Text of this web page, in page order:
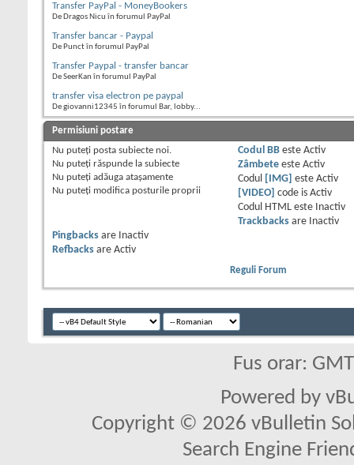
Transfer PayPal - MoneyBookers
De Dragos Nicu în forumul PayPal
Transfer bancar - Paypal
De Punct în forumul PayPal
Transfer Paypal - transfer bancar
De SeerKan în forumul PayPal
transfer visa electron pe paypal
De giovanni12345 în forumul Bar, lobby...
Permisiuni postare
Nu puteţi posta subiecte noi.
Nu puteţi răspunde la subiecte
Nu puteţi adăuga ataşamente
Nu puteţi modifica posturile proprii
Codul BBeste Activ
Zâmbeteeste Activ
Codul
[IMG] este Activ
[VIDEO]
code is Activ
Codul HTML este
Inactiv
Trackbacksare
Inactiv
Pingbacks are
Inactiv
Refbacks are Activ
Reguli Forum
Fus orar:
Powered by
Copyright © 2026 vBulletin
Search Engine